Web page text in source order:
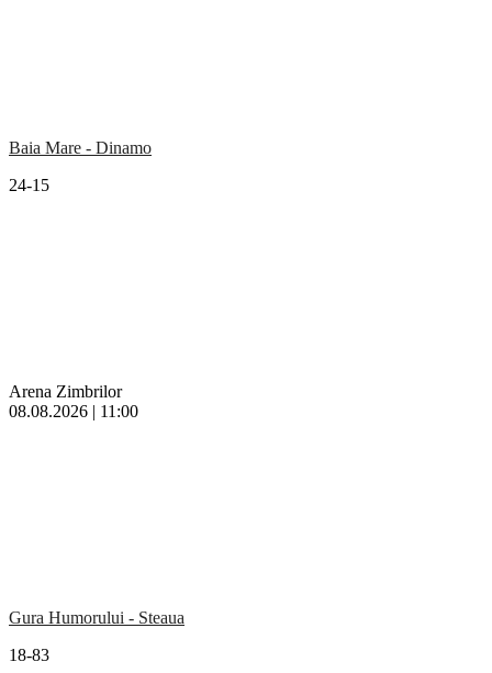
Baia Mare - Dinamo
24-15
Arena Zimbrilor
08.08.2026 | 11:00
Gura Humorului - Steaua
18-83